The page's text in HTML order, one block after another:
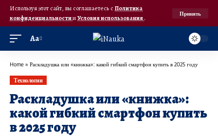
Используя этот сайт, вы соглашаетесь с Политика
конфиденциальностииУсловия использования.
Принять
Аа
Home » Раскладушка или «книжка»: какой гибкий смартфон купить в 2025 году
Технологии
Раскладушка или «книжка»:
какой гибкий смартфон купить
в 2025 году